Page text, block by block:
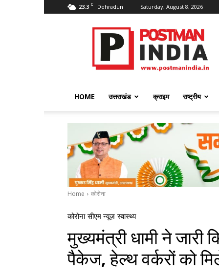
23.3 C Dehradun Saturday, August 8, 2026
PostmanIndia
HOME उत्तराखंड क्राइम राष्ट्रीय
Home कोरोना
कोरोना सीएम न्यूज़ स्वास्थ्य
मुख्यमंत्री धामी ने जारी
पैकेज, हेल्थ वर्करों को